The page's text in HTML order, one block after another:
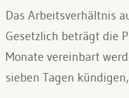
Das Arbeitsverhältnis
Gesetzlich beträgt die
Monate vereinbart
sieben Tagen